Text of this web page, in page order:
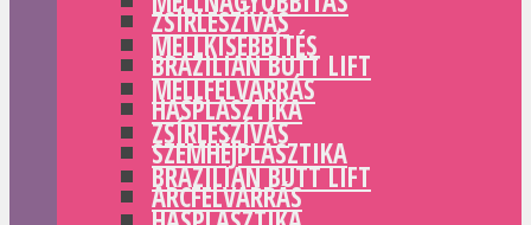
ZSÍRLESZÍVÁS
BRAZILIAN BUTT LIFT
HASPLASZTIKA
SZEMHÉJPLASZTIKA
ARCFELVARRÁS
MELLKISEBBÍTÉS
MELLFELVARRÁS
ZSÍRLESZÍVÁS
BRAZILIAN BUTT LIFT